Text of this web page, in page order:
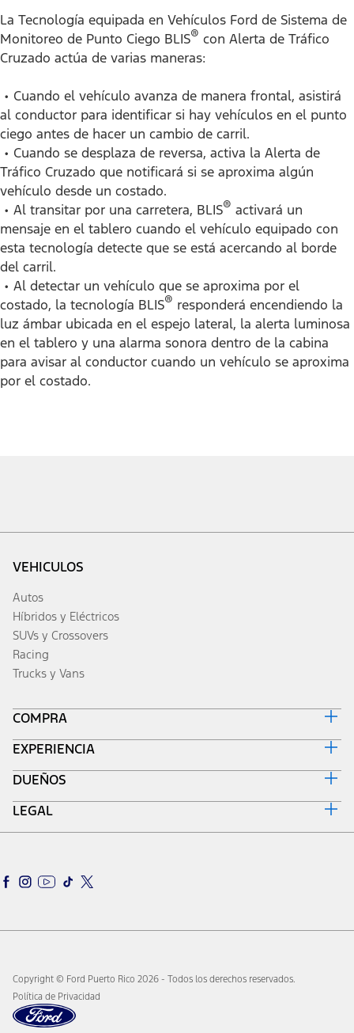
La Tecnología equipada en Vehículos Ford de Sistema de
Monitoreo de Punto Ciego BLIS® con Alerta de Tráfico
Cruzado actúa de varias maneras:
• Cuando el vehículo avanza de manera frontal, asistirá
al conductor para identificar si hay vehículos en el punto
ciego antes de hacer un cambio de carril.
• Cuando se desplaza de reversa, activa la Alerta de
Tráfico Cruzado que notificará si se aproxima algún
vehículo desde un costado.
• Al transitar por una carretera, BLIS® activará un
mensaje en el tablero cuando el vehículo equipado con
esta tecnología detecte que se está acercando al borde
del carril.
• Al detectar un vehículo que se aproxima por el
costado, la tecnología BLIS® responderá encendiendo la
luz ámbar ubicada en el espejo lateral, la alerta luminosa
en el tablero y una alarma sonora dentro de la cabina
para avisar al conductor cuando un vehículo se aproxima
por el costado.
VEHICULOS
Autos
Híbridos y Eléctricos
SUVs y Crossovers
Racing
Trucks y Vans
COMPRA
Prueba de Manejo
Solicitar un Estimado
Brochures
Flota
EXPERIENCIA
Corporativo
Donativos Ambientales
Patrimonio
Sustentabilidad
DUEÑOS
Mi Ford
Dueños
Piezas Genuinas
LEGAL
Copyright © Ford Puerto Rico 2026 - Todos los derechos reservados.
Política de Privacidad